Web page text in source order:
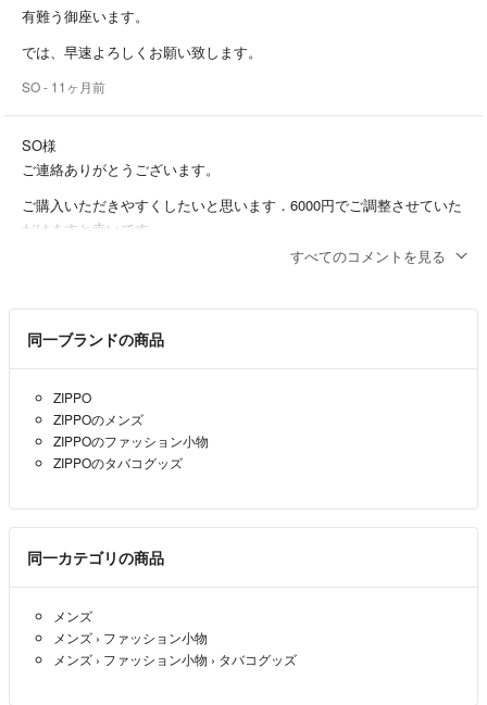
有難う御座います。
では、早速よろしくお願い致します。
SO- 11ヶ月前
SO様
ご連絡ありがとうございます。
ご購入いただきやすくしたいと思います．6000円でご調整させていた
だけますと幸いです。
購入を考えているのですが、
もしお値下げしてもらえる場合は6000円まで可能でしょうか？
すみませんが、ご検討のほどよろしくお願いします。
すべてのコメントを見る
同一ブランドの商品
ZIPPO
ZIPPOのメンズ
ZIPPOのファッション小物
ZIPPOのタバコグッズ
同一カテゴリの商品
メンズ
メンズ › ファッション小物
メンズ › ファッション小物 › タバコグッズ